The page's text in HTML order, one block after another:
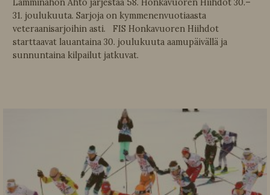
Lamminahon Ahto järjestää 58. Honkavuoren Hiihdot 30.–
31. joulukuuta. Sarjoja on kymmenenvuotiaasta
veteraanisarjoihin asti. FIS Honkavuoren Hiihdot
starttaavat lauantaina 30. joulukuuta aamupäivällä ja
sunnuntaina kilpailut jatkuvat.